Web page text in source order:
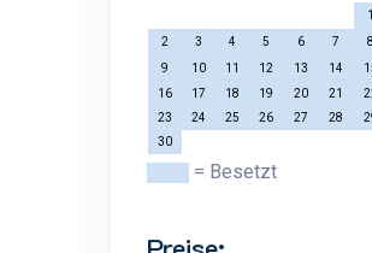
1
2
3 4 5 6 7
8
9
10 11 12 13 14
16
17 18 19 20 21
23
24 25 26 27 28
30
= Besetzt